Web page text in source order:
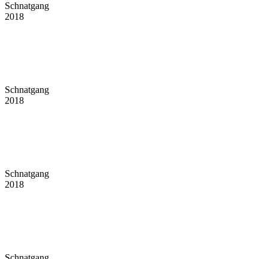
Schnatgang
2018
Schnatgang
2018
Schnatgang
2018